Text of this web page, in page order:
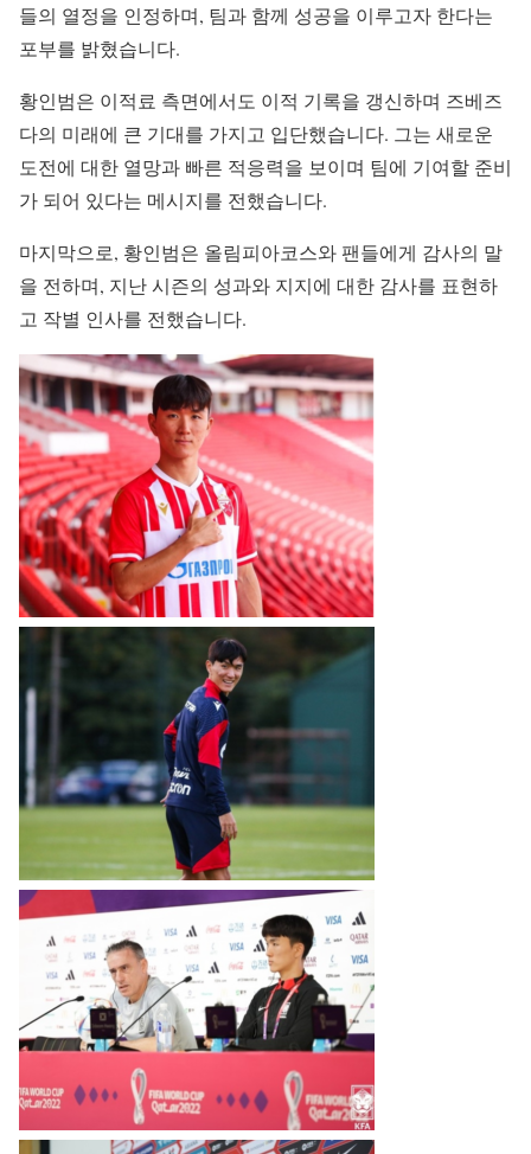
들의 열정을 인정하며, 팀과 함께 성공을 이루고자 한다는
포부를 밝혔습니다.
황인범은 이적료 측면에서도 이적 기록을 갱신하며 즈베즈
다의 미래에 큰 기대를 가지고 입단했습니다. 그는 새로운
도전에 대한 열망과 빠른 적응력을 보이며 팀에 기여할 준비
가 되어 있다는 메시지를 전했습니다.
마지막으로, 황인범은 올림피아코스와 팬들에게 감사의 말
을 전하며, 지난 시즌의 성과와 지지에 대한 감사를 표현하
고 작별 인사를 전했습니다.